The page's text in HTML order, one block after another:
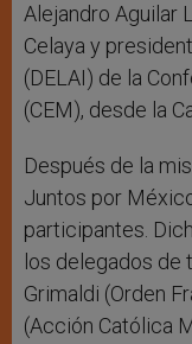
Alejandro Aguilar
Celaya y
(DELAI) de la
(CEM), desde la
Después de la
Juntos por
participantes.
los delegados
Grimaldi (Orden
(Acción Católica